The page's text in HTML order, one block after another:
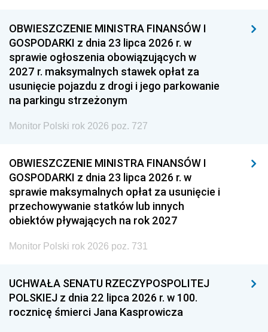
OBWIESZCZENIE MINISTRA FINANSÓW I
GOSPODARKI z dnia 23 lipca 2026 r. w
sprawie ogłoszenia obowiązujących w
2027 r. maksymalnych stawek opłat za
usunięcie pojazdu z drogi i jego parkowanie
na parkingu strzeżonym
Monitor Polski rok 2026 poz. 727
OBWIESZCZENIE MINISTRA FINANSÓW I
GOSPODARKI z dnia 23 lipca 2026 r. w
sprawie maksymalnych opłat za usunięcie i
przechowywanie statków lub innych
obiektów pływających na rok 2027
Monitor Polski rok 2026 poz. 731
UCHWAŁA SENATU RZECZYPOSPOLITEJ
POLSKIEJ z dnia 22 lipca 2026 r. w 100.
rocznicę śmierci Jana Kasprowicza